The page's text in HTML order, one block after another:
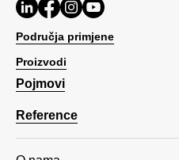
Područja primjene
Proizvodi
Pojmovi
Reference